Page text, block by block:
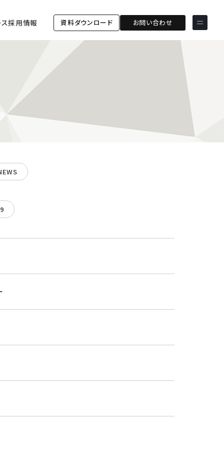
採用情報 資料ダウンロード お問い合わせ
サービス & ソリューション
PICTONA
PDM XR
しふとん
ニュース
会社情報